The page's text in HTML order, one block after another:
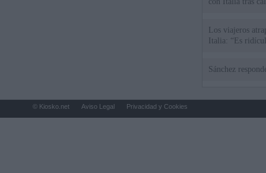
Los viajeros
Italia: “Es
Sánchez
© Kiosko.net Aviso Legal Privacidad y Cookies